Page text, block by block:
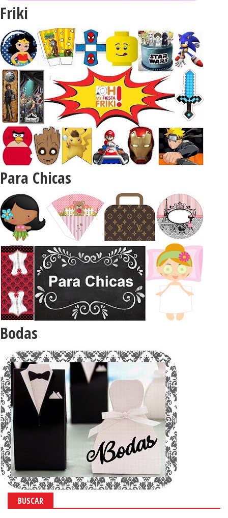
Friki
Para Chicas
Bodas
BUSCAR